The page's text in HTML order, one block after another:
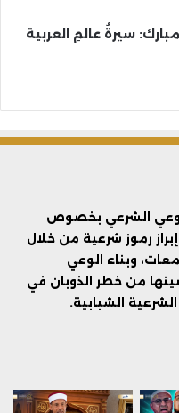
سيرةُ عالمِ العربية
الشرعي بخصوص
رموز شرعية من خلال
وبناء الوعي
من خطر الذوبان في
الشبابية.